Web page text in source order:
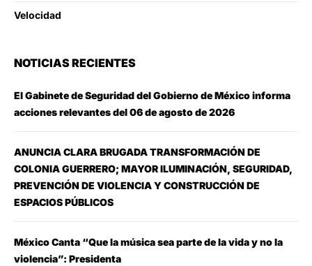
Velocidad
NOTICIAS RECIENTES
El Gabinete de Seguridad del Gobierno de México informa
acciones relevantes del 06 de agosto de 2026
ANUNCIA CLARA BRUGADA TRANSFORMACIÓN DE
COLONIA GUERRERO; MAYOR ILUMINACIÓN, SEGURIDAD,
PREVENCIÓN DE VIOLENCIA Y CONSTRUCCIÓN DE
ESPACIOS PÚBLICOS
México Canta “Que la música sea parte de la vida y no la
violencia”: Presidenta